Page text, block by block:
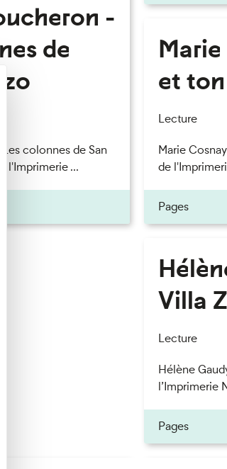
-
de
colonnes de San
l'Imprimerie ...
et
Lecture
Marie
de
Pages
Villa
Lecture
Hélène
l’Imprimerie
Pages
le bandeau des